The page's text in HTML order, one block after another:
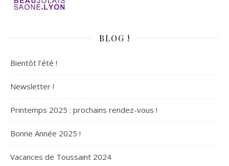
BLOG !
Bientôt l’été !
Newsletter !
Printemps 2025 : prochains rendez-vous !
Bonne Année 2025 !
Vacances de Toussaint 2024